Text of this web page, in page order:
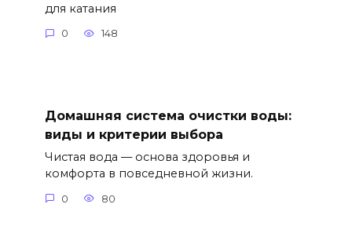
для катания
0 148
Домашняя система очистки воды:
виды и критерии выбора
Чистая вода — основа здоровья и
комфорта в повседневной жизни.
0 80